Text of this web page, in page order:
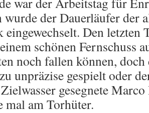
der Dauerläufer der
Den letzten
schönen Fernschuss
noch fallen können,
unpräzise gespielt oder
gesegnete
mal am Torhüter.